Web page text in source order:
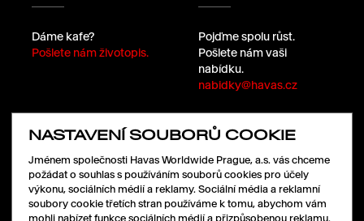
Dáme kafe?
Pošlete nám životopis.
Pojďme spolu růst.
Pošlete nám vaši
nabídku.
nabidky@havas.cz
SLEDUJTE NÁS
LinkedIn
NASTAVENÍ SOUBORŮ COOKIE
Jménem společnosti Havas Worldwide Prague, a.s. vás chceme
požádat o souhlas s používáním souborů cookies pro účely
výkonu, sociálních médií a reklamy. Sociální média a reklamní
soubory cookie třetích stran používáme k tomu, abychom vám
mohli nabízet funkce sociálních médií a přizpůsobenou reklamu.